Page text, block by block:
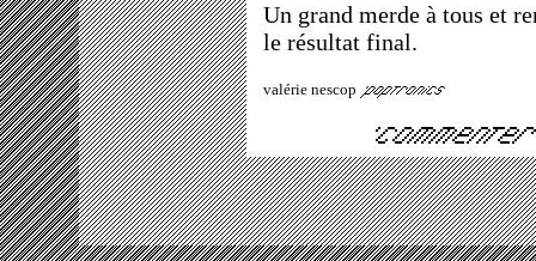
Un grand merde à tous et
le résultat final.
valérie nescop